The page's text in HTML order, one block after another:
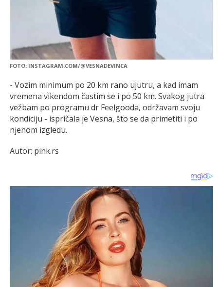
FOTO: INSTAGRAM.COM/@VESNADEVINCA
- Vozim minimum po 20 km rano ujutru, a kad imam
vremena vikendom častim se i po 50 km. Svakog jutra
vežbam po programu dr Feelgooda, održavam svoju
kondiciju - ispričala je Vesna, što se da primetiti i po
njenom izgledu.
Autor: pink.rs